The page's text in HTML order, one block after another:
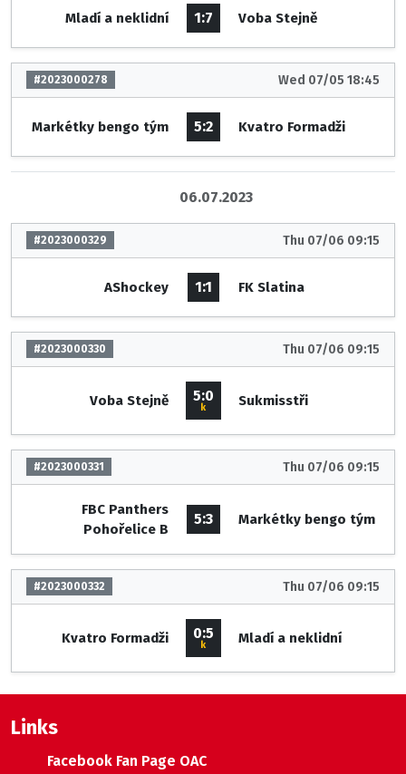
Mladí a neklidní 1:7 Voba Stejně
#2023000278 Wed 07/05 18:45
Markétky bengo tým 5:2 Kvatro Formadži
06.07.2023
#2023000329 Thu 07/06 09:15
AShockey 1:1 FK Slatina
#2023000330 Thu 07/06 09:15
Voba Stejně 5:0
k Sukmisstři
#2023000331 Thu 07/06 09:15
FBC Panthers
Pohořelice B
5:3 Markétky bengo tým
#2023000332 Thu 07/06 09:15
Kvatro Formadži 0:5
k Mladí a neklidní
Links
Facebook Fan Page OAC